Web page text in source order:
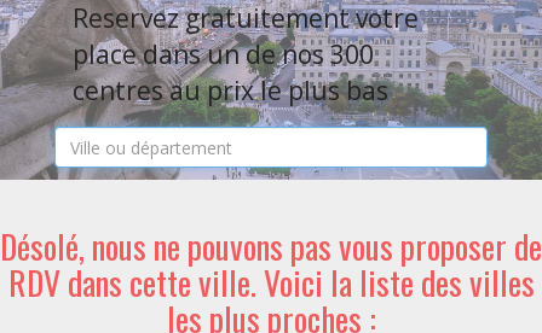
Reservez gratuitement votre
place dans un de nos 300
centres au prix le plus bas
Désolé, nous ne pouvons pas vous proposer de
RDV dans cette ville. Voici la liste des villes
les plus proches :